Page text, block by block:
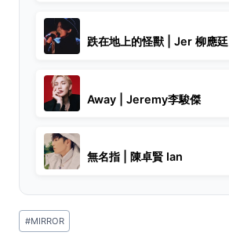
跌在地上的怪獸 | Jer 柳應廷
Away | Jeremy李駿傑
無名指 | 陳卓賢 Ian
Post
Tags:
#MIRROR